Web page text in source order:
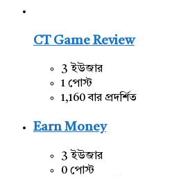
CT Game Review
3 ইউজার
1 পোস্ট
1,160 বার প্রদর্শিত
Earn Money
3 ইউজার
0 পোস্ট